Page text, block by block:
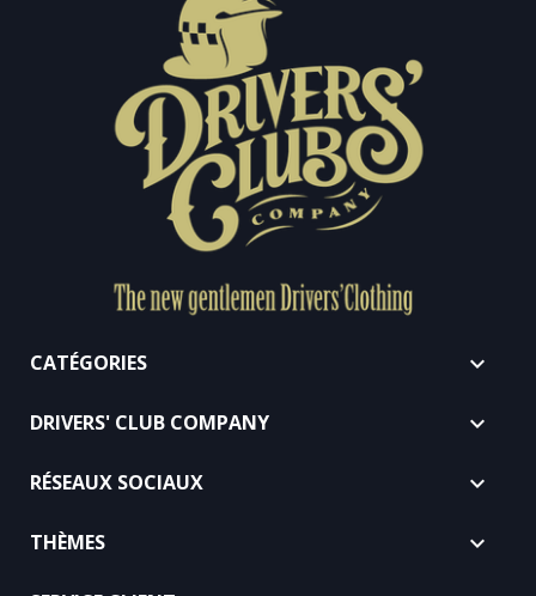
CATÉGORIES 
DRIVERS' CLUB COMPANY 
RÉSEAUX SOCIAUX 
THÈMES 